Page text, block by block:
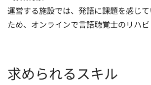
運営する施設では、発語に課題を感じ
ため、オンラインで言語聴覚士のリハ
求められるスキル